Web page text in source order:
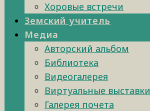
Хоровые встречи
Земский учитель
Медиа
Авторский альбом
Библиотека
Видеогалерея
Виртуальные выставки
Галерея почета